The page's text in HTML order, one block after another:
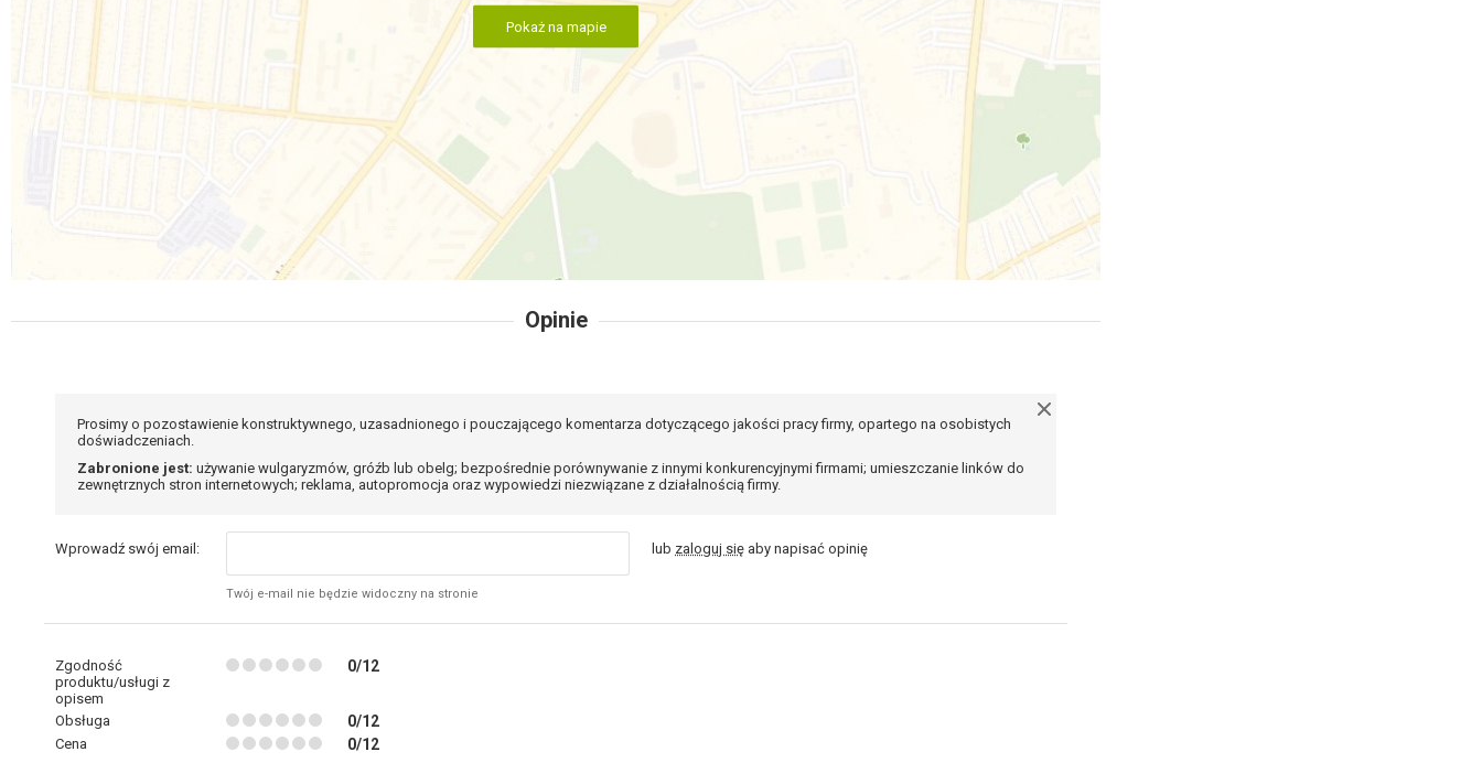
Pokaż na mapie
Opinie
Prosimy o pozostawienie konstruktywnego, uzasadnionego i pouczającego komentarza dotyczącego jakości pracy firmy, opartego na osobistych
doświadczeniach.
Zabronione jest: używanie wulgaryzmów, gróźb lub obelg; bezpośrednie porównywanie z innymi konkurencyjnymi firmami; umieszczanie linków do
zewnętrznych stron internetowych; reklama, autopromocja oraz wypowiedzi niezwiązane z działalnością firmy.
Wprowadź swój email:
Twój e-mail nie będzie widoczny na stronie
lub zaloguj się aby napisać opinię
Zgodność
produktu/usługi z
opisem
0/12
Obsługa 0/12
Cena 0/12